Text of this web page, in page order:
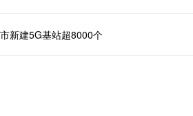
新建5G基站超8000个